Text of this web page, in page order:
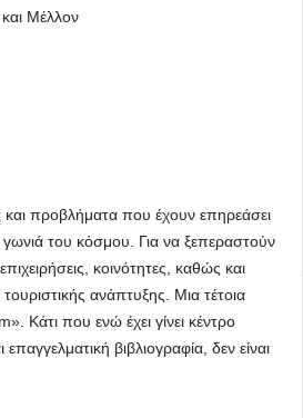
Μέλλον
και προβλήματα που έχουν επηρεάσει
γωνιά του κόσμου. Για να ξεπεραστούν
κοινότητες, καθώς και
ανάπτυξης. Μια τέτοια
Κάτι που ενώ έχει γίνει κέντρο
βιβλιογραφία, δεν είναι